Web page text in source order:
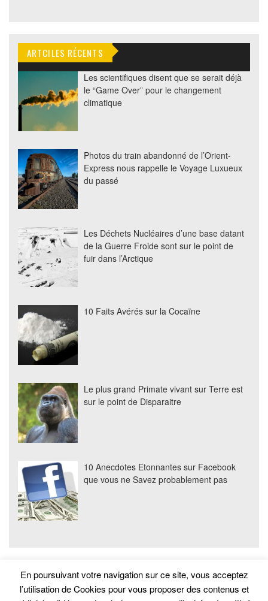
ARTCILES RÉCENTS
Les scientifiques disent que se serait déjà
le “Game Over” pour le changement
climatique
Photos du train abandonné de l’Orient-
Express nous rappelle le Voyage Luxueux
du passé
Les Déchets Nucléaires d’une base datant
de la Guerre Froide sont sur le point de
fuir dans l’Arctique
10 Faits Avérés sur la Cocaïne
Le plus grand Primate vivant sur Terre est
sur le point de Disparaitre
10 Anecdotes Etonnantes sur Facebook
que vous ne Savez probablement pas
En poursuivant votre navigation sur ce site, vous acceptez
l’utilisation de Cookies pour vous proposer des contenus et